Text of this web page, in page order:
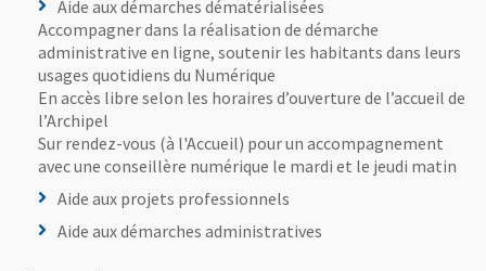
Aide aux démarches dématérialisées
Accompagner dans la réalisation de démarche
administrative en ligne, soutenir les habitants dans leurs
usages quotidiens du Numérique
En accès libre selon les horaires d’ouverture de l’accueil de
l’Archipel
Sur rendez-vous (à l'Accueil) pour un accompagnement
avec une conseillère numérique le mardi et le jeudi matin
Aide aux projets professionnels
Aide aux démarches administratives